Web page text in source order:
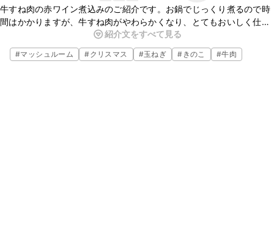
牛すね肉の赤ワイン煮込みのご紹介です。お鍋でじっくり煮るので時
間はかかりますが、牛すね肉がやわらかくなり、とてもおいしく仕上
がります。赤ワインのコクが効いた一品をぜひお楽しみくださいね。
紹介文をすべて見る
#マッシュルーム #クリスマス #玉ねぎ # きのこ #牛肉